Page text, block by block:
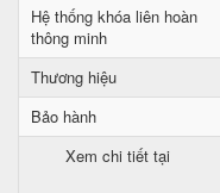
Hệ thống khóa liên hoàn
thông minh
Thương hiệu
Bảo hành
Xem chi tiết tại